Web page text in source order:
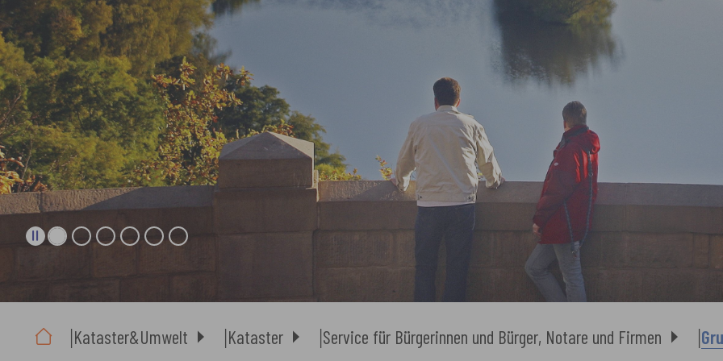
Kataster&Umwelt Kataster Service für Bürgerinnen und Bürger, Notare und Firmen